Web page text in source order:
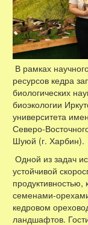
В рамках
ресурсов кедра
биологических
биоэкологии
университета
Северо-
Шуюй (г. Харбин).
Одной из задач
устойчивой
семенами-
кедровом
ландшафтов.